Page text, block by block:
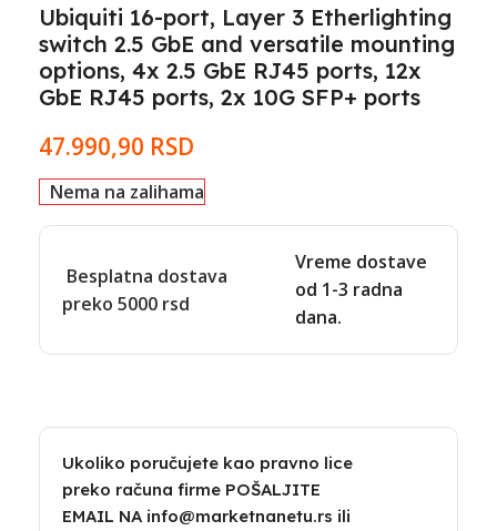
Ubiquiti 16-port, Layer 3 Etherlighting
switch 2.5 GbE and versatile mounting
options, 4x 2.5 GbE RJ45 ports, 12x
GbE RJ45 ports, 2x 10G SFP+ ports
47.990,90 RSD
Nema na zalihama
Besplatna dostava
preko 5000 rsd
Vreme dostave
od 1-3 radna
dana.
Ukoliko poručujete kao pravno lice
preko računa firme POŠALJITE
EMAIL NA info@marketnanetu.rs ili